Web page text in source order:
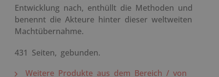
Entwicklung nach, enthüllt die Methoden und
benennt die Akteure hinter dieser weltweiten
Machtübernahme.
431 Seiten, gebunden.
Weitere Produkte aus dem Bereich / von